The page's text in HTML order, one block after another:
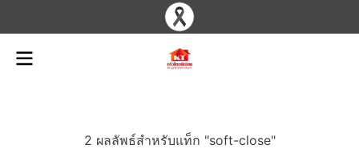
2 ผลลัพธ์สำหรับแท็ก "soft-close"